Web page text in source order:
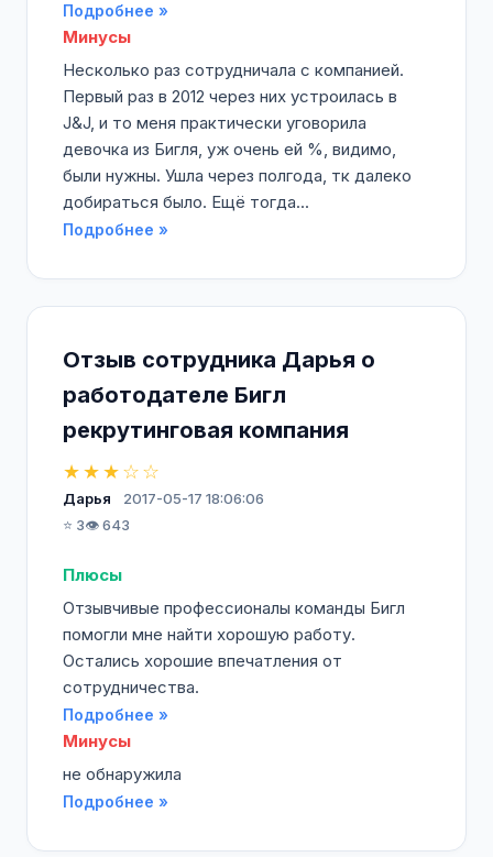
Подробнее »
Минусы
Несколько раз сотрудничала с компанией.
Первый раз в 2012 через них устроилась в
J&J, и то меня практически уговорила
девочка из Бигля, уж очень ей %, видимо,
были нужны. Ушла через полгода, тк далеко
добираться было. Ещё тогда...
Подробнее »
Отзыв сотрудника Дарья о
работодателе Бигл
рекрутинговая компания
★★★☆☆
Дарья
2017-05-17 18:06:06
⭐ 3👁️ 643
Плюсы
Отзывчивые профессионалы команды Бигл
помогли мне найти хорошую работу.
Остались хорошие впечатления от
сотрудничества.
Подробнее »
Минусы
не обнаружила
Подробнее »